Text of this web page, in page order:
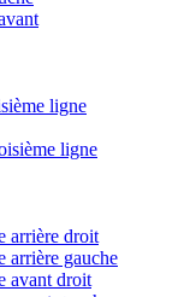
ligne
ligne
arrière droit
arrière gauche
avant droit